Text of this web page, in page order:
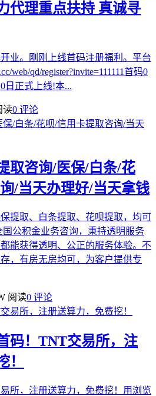
代理重点扶持 真诚寻
业。刚刚上线首码注册福利。平台
web/qd/register?invite=111111首码0
日正式上线!本...
读0 评论
取咨询/医保/白条/花
/当天办理好/当天拿钱
提取、白条提取、花呗提取，均可
公积金业务咨询，秉持透明服务
能获得透明、公正的服务体验。不
，有房无房均可，为客户提供专
阅读0 评论
码！TNT交易所，注
！
所，注册送算力，免费挖！用浏览